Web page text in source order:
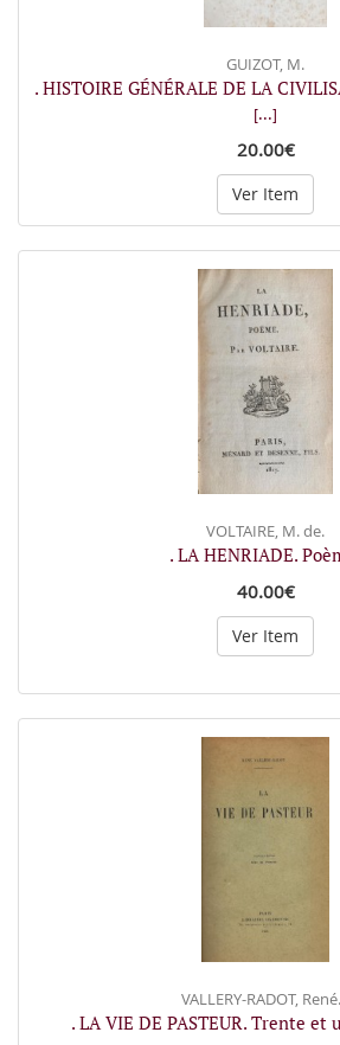
GUIZOT, M.
. HISTOIRE GÉNÉRALE DE LA
[...]
20.00€
Ver Item
VOLTAIRE, M. de.
. LA HENRIADE.
40.00€
Ver Item
VALLERY-RADOT,
. LA VIE DE PASTEUR. Trente